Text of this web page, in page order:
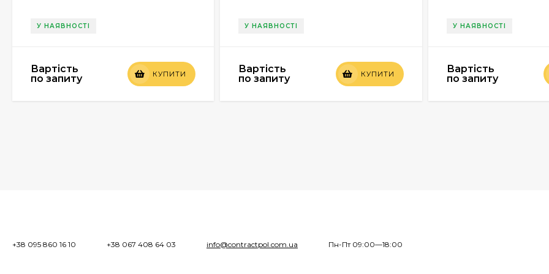
У НАЯВНОСТІ
Вартість
по запиту
КУПИТИ
У НАЯВНОСТІ
Вартість
по запиту
КУПИТИ
У НАЯВНОСТІ
Вартість
по запиту
+38 095 860 16 10 +38 067 408 64 03 info@contractpol.com.ua Пн-Пт 09:00—18:00